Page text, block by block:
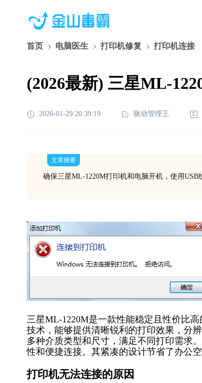
首页 电脑医生 打印机修复 打印机连接
(2026最新) 三星ML-
2026-01-29 20:39:19 驱动管理王
文章摘要
确保三星ML-1220M打印机和电脑开机，使用
三星ML-1220M是一款性能稳定且性价比
技术，能够提供清晰锐利的打印效果，分
多种介质类型和尺寸，满足不同打印需求
性和便捷连接。其紧凑的设计节省了办公
打印机无法连接的原因